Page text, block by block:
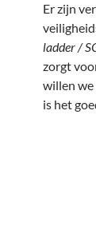
Er zijn
ladder /
zorgt
willen we
is het